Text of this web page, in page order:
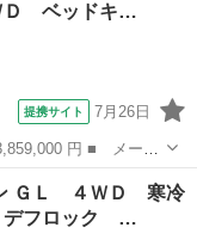
Ｄ ベッドキ…
提携サイト 7月26日
ン ■ グレード
Ｄ ベッドキット付
ン ＧＬ ４ＷＤ 寒冷
デフロック …